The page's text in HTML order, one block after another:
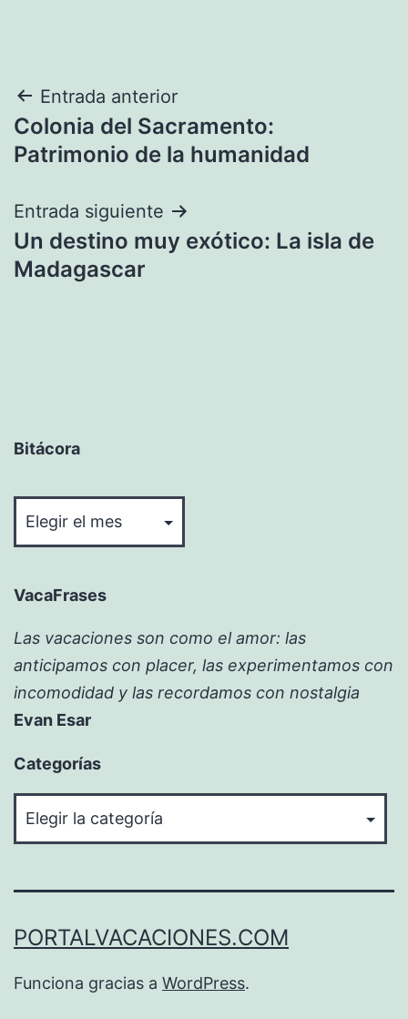
Navegación
de
Entrada anterior
Colonia del Sacramento:
Patrimonio de la humanidad
Entrada siguiente
Un destino muy exótico: La isla de
Madagascar
Bitácora
VacaFrases
Las vacaciones son como el amor: las
anticipamos con placer, las experimentamos con
incomodidad y las recordamos con nostalgia
Evan Esar
Categorías
PORTALVACACIONES.COM
Funciona gracias a WordPress.